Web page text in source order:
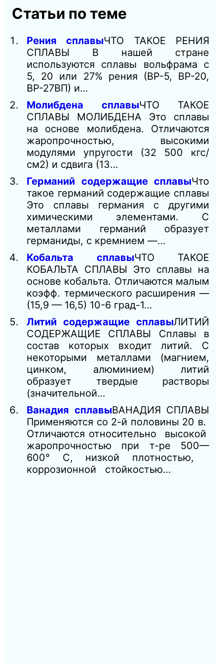
Статьи по теме
Рения сплавыЧТО ТАКОЕ РЕНИЯ
СПЛАВЫ В нашей стране
используются сплавы вольфрама с
5, 20 или 27% рения (ВР-5, ВР-20,
ВР-27ВП) и…
Молибдена сплавыЧТО ТАКОЕ
СПЛАВЫ МОЛИБДЕНА Это сплавы
на основе молибдена. Отличаются
жаропрочностью, высокими
модулями упругости (32 500 кгс/
см2) и сдвига (13…
Германий содержащие сплавыЧто
такое германий содержащие сплавы
Это сплавы германия с другими
химическими элементами. С
металлами германий образует
германиды, с кремнием —…
Кобальта сплавыЧТО ТАКОЕ
КОБАЛЬТА СПЛАВЫ Это сплавы на
основе кобальта. Отличаются малым
коэфф. термического расширения —
(15,9 — 16,5) 10-6 град-1…
Литий содержащие сплавыЛИТИЙ
СОДЕРЖАЩИЕ СПЛАВЫ Сплавы в
состав которых входит литий. С
некоторыми металлами (магнием,
цинком, алюминием) литий
образует твердые растворы
(значительной…
Ванадия сплавыВАНАДИЯ СПЛАВЫ
Применяются со 2-й половины 20 в.
Отличаются относительно высокой
жаропрочностью при т-ре 500—
600° С, низкой плотностью,
коррозионной стойкостью…